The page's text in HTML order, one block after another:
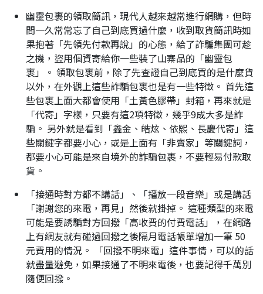
幽靈包裹的領取簡訊，現代人越來越常進行網購，但時
間一久常常忘了自己到底買過什麼，收到取貨簡訊時如
果抱著「先領先付款再說」的心態，給了詐騙集團可趁
之機，盜用個資寄給你一些裝了山寨品的「幽靈包
裹」。 領取包裹前，除了先查證自己到底買的是什麼貨
以外，在外觀上這些詐騙包裹也是有一些特徵。 首先這
些包裹上面大都會使用「土黃色膠帶」封箱，再來就是
「代寄」字樣，只要有這2項特徵，幾乎9成大多是詐
騙。 另外就是看到「鑫金、皓炫、依熙、長慶代寄」這
些關鍵字都要小心，或是上面有「非賣家」等關鍵詞，
都要小心可能是來自境外的詐騙包裹，不要輕易付款取
貨。
「接通時對方都不講話」、「播放一段音樂」或是講話
「謝謝您的來電，再見」然後就掛掉。 這種類型的來電
可能是要誘騙對方回撥「高收費的付費電話」，在網路
上有網友就有碰過回撥之後隔月電話帳單增加一筆 50
元費用的情況。 「回撥不明來電」這件事情，可以的話
就盡量避免，如果接通了不明來電後，也要記得千萬別
隨便回撥。